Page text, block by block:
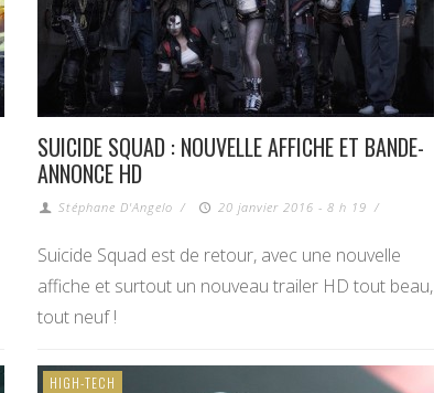
SUICIDE SQUAD : NOUVELLE AFFICHE ET BANDE-
ANNONCE HD
Stéphane D'Angelo / 20 janvier 2016 - 8 h 19 /
Suicide Squad est de retour, avec une nouvelle
affiche et surtout un nouveau trailer HD tout beau,
tout neuf !
HIGH-TECH